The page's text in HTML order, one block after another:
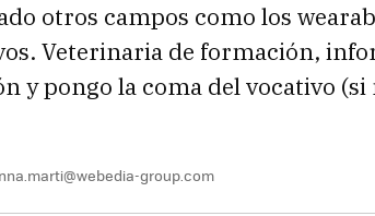
otros campos como los
Veterinaria de formación,
y pongo la coma del vocativo
group.com